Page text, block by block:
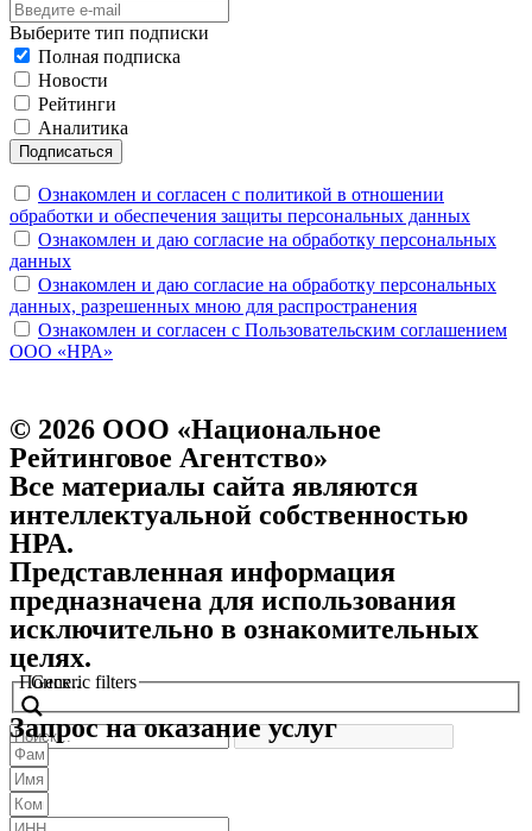
Выберите тип подписки
Полная подписка
Новости
Рейтинги
Аналитика
Подписаться
Ознакомлен и согласен с политикой в отношении
обработки и обеспечения защиты персональных данных
Ознакомлен и даю согласие на обработку персональных
данных
Ознакомлен и даю согласие на обработку персональных
данных, разрешенных мною для распространения
Ознакомлен и согласен с Пользовательским соглашением
ООО «НРА»
© 2026 ООО «Национальное
Рейтинговое Агентство»
Все материалы сайта являются
интеллектуальной собственностью
НРА.
Представленная информация
предназначена для использования
исключительно в ознакомительных
целях.
Поиск..
Generic filters
Запрос на оказание услуг